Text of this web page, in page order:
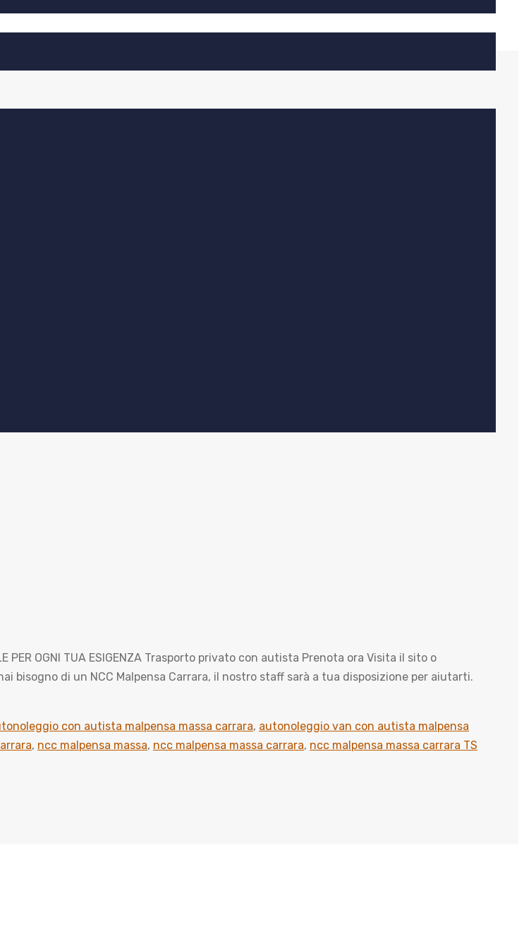
PER OGNI TUA ESIGENZA Trasporto privato con autista Prenota ora Visita il sito o
di un NCC Malpensa Carrara, il nostro staff sarà a tua disposizione per aiutarti.
con autista malpensa massa carrara, autonoleggio van con autista malpensa
, ncc malpensa massa, ncc malpensa massa carrara, ncc malpensa massa carrara TS